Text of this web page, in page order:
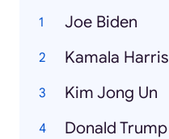
Joe Biden
Kamala Harris
Kim Jong Un
Donald Trump